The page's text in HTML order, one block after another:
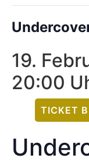
19.
20:00
TICKET